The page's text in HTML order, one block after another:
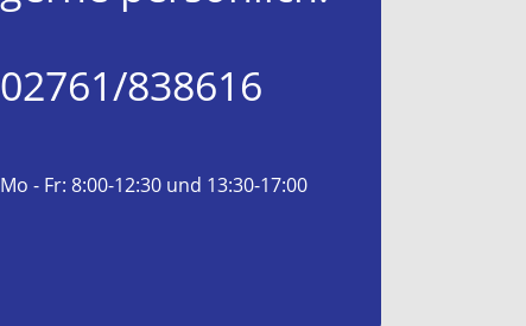
02761/838616
Mo - Fr: 8:00-12:30 und 13:30-17:00